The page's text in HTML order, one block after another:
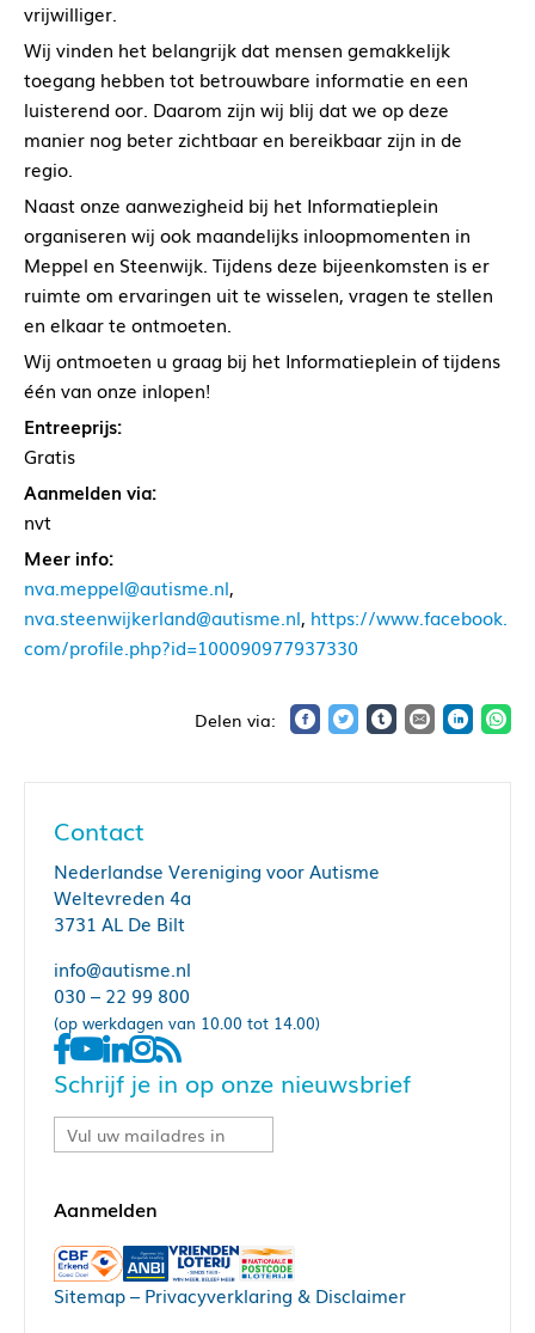
vrijwilliger.
Wij vinden het belangrijk dat mensen gemakkelijk
toegang hebben tot betrouwbare informatie en een
luisterend oor. Daarom zijn wij blij dat we op deze
manier nog beter zichtbaar en bereikbaar zijn in de
regio.
Naast onze aanwezigheid bij het Informatieplein
organiseren wij ook maandelijks inloopmomenten in
Meppel en Steenwijk. Tijdens deze bijeenkomsten is er
ruimte om ervaringen uit te wisselen, vragen te stellen
en elkaar te ontmoeten.
Wij ontmoeten u graag bij het Informatieplein of tijdens
één van onze inlopen!
Entreeprijs:
Gratis
Aanmelden via:
nvt
Meer info:
nva.meppel@autisme.nl,
nva.steenwijkerland@autisme.nl, https://www.facebook.
com/profile.php?id=100090977937330
Contact
Nederlandse Vereniging voor Autisme
Weltevreden 4a
3731 AL De Bilt
info@autisme.nl
030 – 22 99 800
(op werkdagen van 10.00 tot 14.00)
Schrijf je in op onze nieuwsbrief
Sitemap– Privacyverklaring & Disclaimer